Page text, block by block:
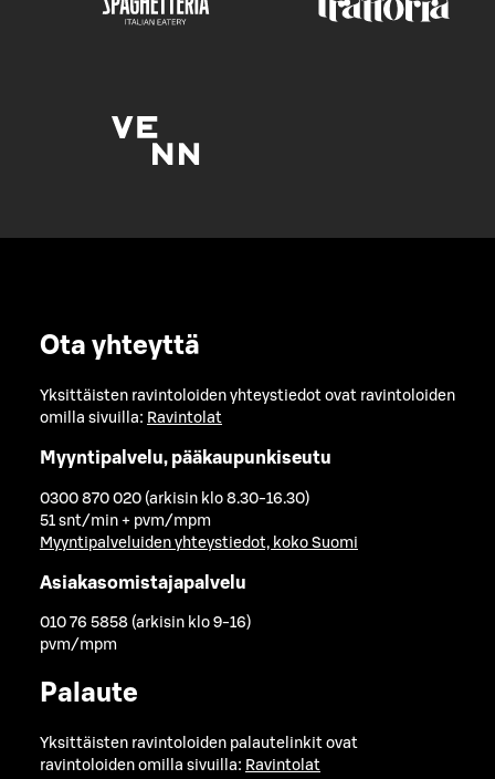
Ota yhteyttä
Yksittäisten ravintoloiden yhteystiedot ovat ravintoloiden
omilla sivuilla: Ravintolat
Myyntipalvelu, pääkaupunkiseutu
0300 870 020 (arkisin klo 8.30-16.30)
51 snt/min + pvm/mpm
Myyntipalveluiden yhteystiedot, koko Suomi
Asiakasomistajapalvelu
010 76 5858 (arkisin klo 9-16)
pvm/mpm
Palaute
Yksittäisten ravintoloiden palautelinkit ovat
ravintoloiden omilla sivuilla: Ravintolat